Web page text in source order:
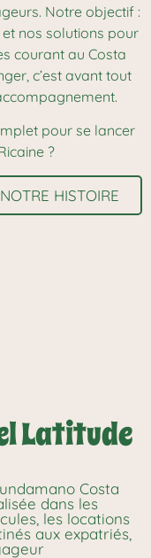
Notre objectif :
nos solutions pour
courant au Costa
c’est avant tout
pour se lancer
?
NOTRE HISTOIRE
Latitude
Costa
dans les
les locations
aux expatriés,